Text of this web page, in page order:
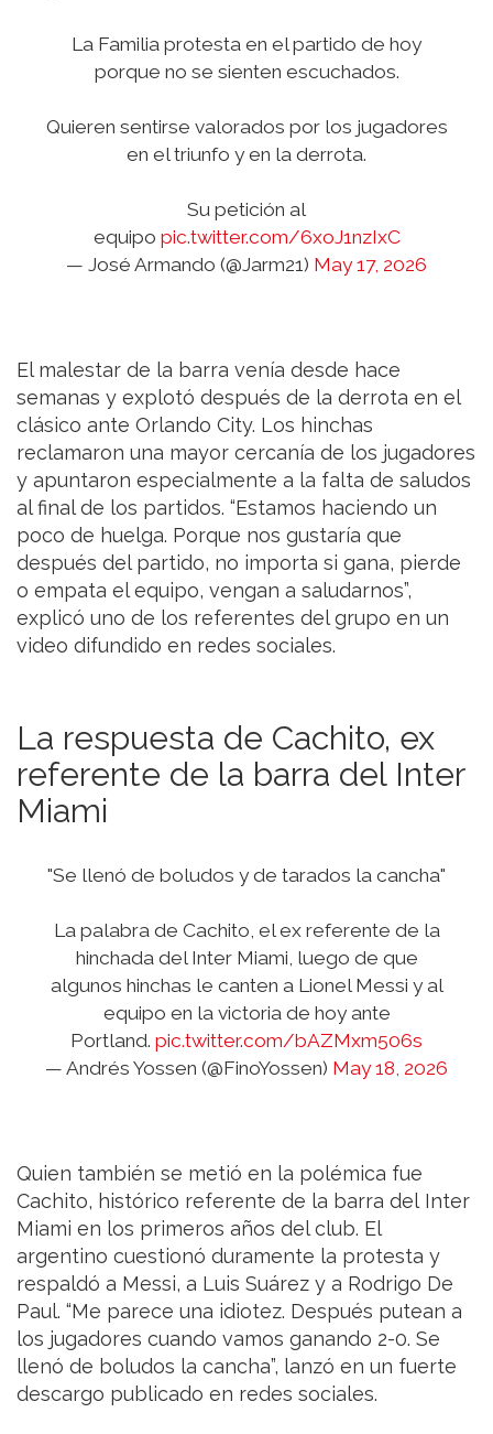
La Familia protesta en el partido de hoy
porque no se sienten escuchados.
Quieren sentirse valorados por los jugadores
en el triunfo y en la derrota.
Su petición al
equipo pic.twitter.com/6xoJ1nzIxC
— José Armando (@Jarm21) May 17, 2026
El malestar de la barra venía desde hace
semanas y explotó después de la derrota en el
clásico ante Orlando City. Los hinchas
reclamaron una mayor cercanía de los jugadores
y apuntaron especialmente a la falta de saludos
al final de los partidos. “Estamos haciendo un
poco de huelga. Porque nos gustaría que
después del partido, no importa si gana, pierde
o empata el equipo, vengan a saludarnos”,
explicó uno de los referentes del grupo en un
video difundido en redes sociales.
La respuesta de Cachito, ex
referente de la barra del Inter
Miami
"Se llenó de boludos y de tarados la cancha"
La palabra de Cachito, el ex referente de la
hinchada del Inter Miami, luego de que
algunos hinchas le canten a Lionel Messi y al
equipo en la victoria de hoy ante
Portland. pic.twitter.com/bAZMxm506s
— Andrés Yossen (@FinoYossen) May 18, 2026
Quien también se metió en la polémica fue
Cachito, histórico referente de la barra del Inter
Miami en los primeros años del club. El
argentino cuestionó duramente la protesta y
respaldó a Messi, a Luis Suárez y a Rodrigo De
Paul. “Me parece una idiotez. Después putean a
los jugadores cuando vamos ganando 2-0. Se
llenó de boludos la cancha”, lanzó en un fuerte
descargo publicado en redes sociales.